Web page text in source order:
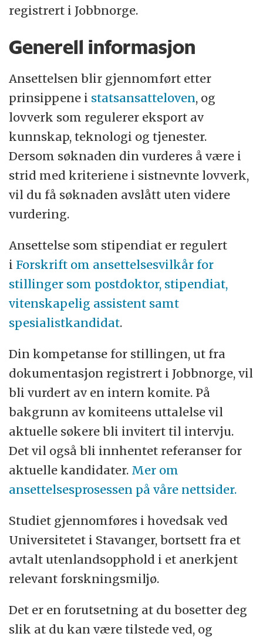
registrert i Jobbnorge.
Generell informasjon
Ansettelsen blir gjennomført etter
prinsippene i statsansatteloven, og
lovverk som regulerer eksport av
kunnskap, teknologi og tjenester.
Dersom søknaden din vurderes å være i
strid med kriteriene i sistnevnte lovverk,
vil du få søknaden avslått uten videre
vurdering.
Ansettelse som stipendiat er regulert
iForskrift om ansettelsesvilkår for
stillinger som postdoktor, stipendiat,
vitenskapelig assistent samt
spesialistkandidat.
Din kompetanse for stillingen, ut fra
dokumentasjon registrert i Jobbnorge, vil
bli vurdert av en intern komite. På
bakgrunn av komiteens uttalelse vil
aktuelle søkere bli invitert til intervju.
Det vil også bli innhentet referanser for
aktuelle kandidater. Mer om
ansettelsesprosessen på våre nettsider.
Studiet gjennomføres i hovedsak ved
Universitetet i Stavanger, bortsett fra et
avtalt utenlandsopphold i et anerkjent
relevant forskningsmiljø.
Det er en forutsetning at du bosetter deg
slik at du kan være tilstede ved, og